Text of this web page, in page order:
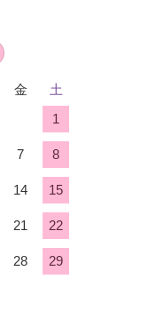
金
土
1
7 8
14 15
21 22
28 29